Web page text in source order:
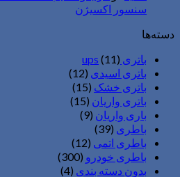
سنسور اکسیژن
دسته‌ها
باتری ups (11)
باتری اسیدی (12)
باتری خشک (15)
باتری واریان (15)
باری واریان (9)
باطری (39)
باطری اتمی (12)
باطری خودرو (300)
بدون دسته بندی (4)